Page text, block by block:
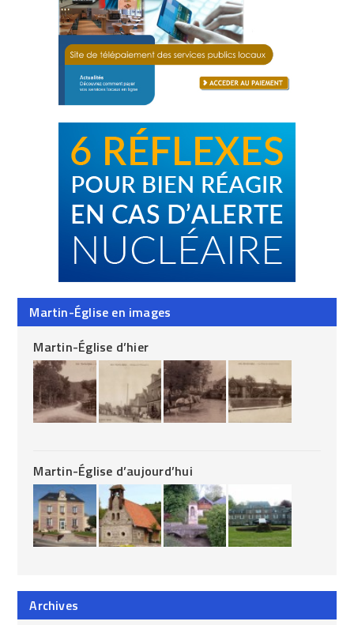
Martin-Église en images
Martin-Église d’hier
Martin-Église d’aujourd’hui
Archives